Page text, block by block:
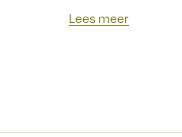
wisten
Lees meer